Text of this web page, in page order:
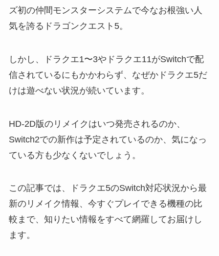
ズ初の仲間モンスターシステムで今なお根強い人
気を誇るドラゴンクエスト5。
しかし、ドラクエ1〜3やドラクエ11がSwitchで配
信されているにもかかわらず、なぜかドラクエ5だ
けは遊べない状況が続いています。
HD-2D版のリメイクはいつ発売されるのか、
Switch2での新作は予定されているのか、気になっ
ている方も少なくないでしょう。
この記事では、ドラクエ5のSwitch対応状況から最
新のリメイク情報、今すぐプレイできる機種の比
較まで、知りたい情報をすべて網羅してお届けし
ます。